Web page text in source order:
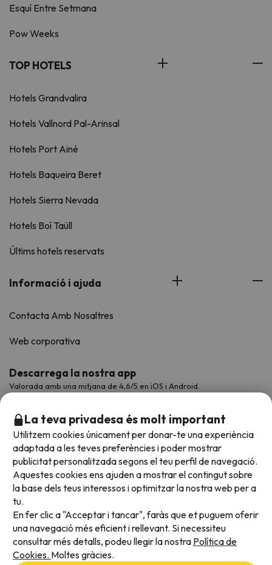
Esquí Entre Setmana
Pow Weeks
TOP HOTELS
Hotels Grandvalira
Hotels Vallnord Pal-Arinsal
Hotels Port Ainé
Hotels Baqueira Beret
Hotels Sierra Nevada
Hotels Boí Taüll
Últims hotels reservats
Informació i ajuda
Contacta Amb Nosaltres
Web corporativa
Descarrega la nostra app
Valorada amb una mitjana de 4,6/5 en iOS i Android.
Acceptem
La teva privadesa és molt important
Utilitzem cookies únicament per donar-te una experiència
adaptada a les teves preferències i poder mostrar
publicitat personalitzada segons el teu perfil de navegació.
Aquestes cookies ens ajuden a mostrar el contingut sobre
la base dels teus interessos i optimitzar la nostra web per a
tu.
En fer clic a "Acceptar i tancar", faràs que et puguem oferir
una navegació més eficient i rellevant. Si necessiteu
consultar més detalls, podeu llegir la nostra Política de
Cookies. Moltes gràcies.